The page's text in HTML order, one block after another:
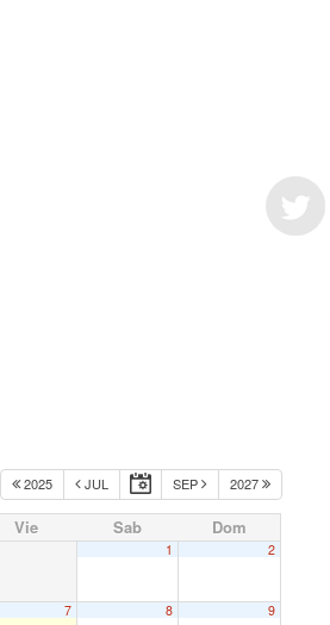
2025 JUL SEP 2027
Vie Sab Dom
1 2
7 8 9